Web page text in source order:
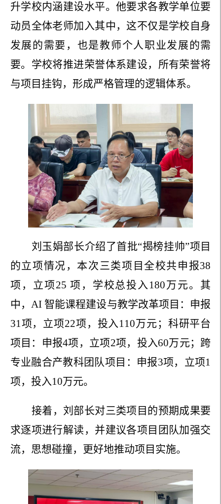
升学校内涵建设水平。他要求各教学单位要
动员全体老师加入其中 ， 这不仅是学校自身
发展的需要，也是教师个人职业发展的需
要。 学校将推进荣誉体系建设， 所有荣誉将
与项目挂钩，形成严格管理的逻辑体系。
刘玉娟部长介绍了首批“揭榜挂帅”项目
的立项情况，本次三类项目全校共申报38
项，立项25 项，学校总投入 180万元。其
中， AI 智能课程建设与教学改革项目：申报
31项，立项22项，投入110万元；科研平台
项目：申报4项，立项2项，投入60万元；跨
专业融合产教科团队项目：申报3项，立项1
项，投入10万元。
接着，刘部长对三类项目的预期成果要
求逐项进行解读，并建议各项目团队加强交
流，思想碰撞，更好地推动项目实施。